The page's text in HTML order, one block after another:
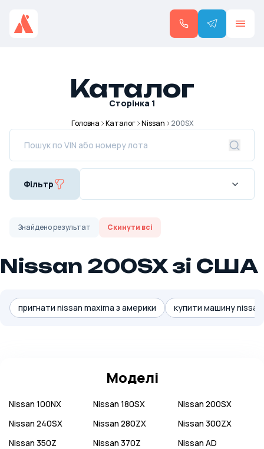
Каталог
Сторінка 1
Головна Каталог Nissan 200SX
Фільтр
Знайденорезультат Скинути всі
Nissan 200SX зі США
пригнати nissan maxima з америки купити машину
Моделі
Nissan 100NX Nissan 180SX Nissan 200SX
Nissan 240SX Nissan 280ZX Nissan 300ZX
Nissan 350Z Nissan 370Z Nissan AD